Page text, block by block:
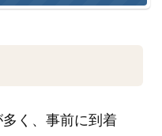
く、事前に到着